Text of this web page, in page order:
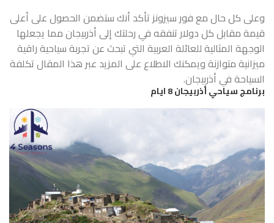
وعلى كل حال مع فور سيزونز تأكد أنك ستضمن الحصول على أعلى
قيمة مقابل كل دولار تنفقه في رحلتك إلى أذربيجان مما يجعلها
الوجهة المثالية للعائلة العربية التي تبحث عن تجربة سياحية راقية
ميزانية متوازنة ويمكنك الاطلاع على المزيد عبر هذا المقالتكلفة
السياحة في أذربيجان.
برنامج سياحي أذربيجان 8 ايام